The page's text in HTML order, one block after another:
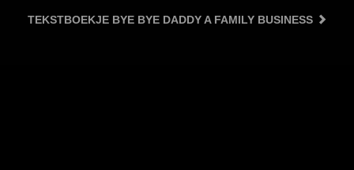
TEKSTBOEKJE BYE BYE DADDY A FAMILY BUSINESS